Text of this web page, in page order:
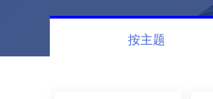
按主题